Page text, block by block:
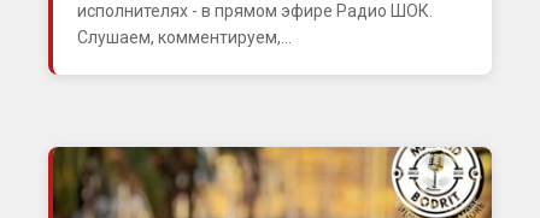
исполнителях - в прямом эфире Радио ШОК.
Слушаем, комментируем,...